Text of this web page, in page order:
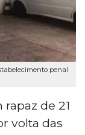
penal
de 21
volta das